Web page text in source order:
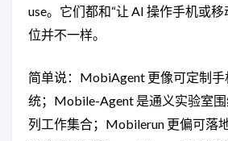
use。它们都和“让 AI 操作手机或
位并不一样。
简单说：MobiAgent 更像可定制
统；Mobile-Agent 是通义实验室围
列工作集合；Mobilerun 更偏可落